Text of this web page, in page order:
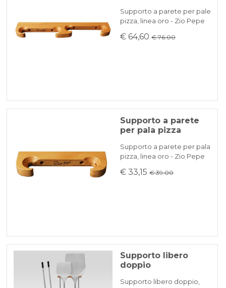
Supporto a parete per pale
pizza, linea oro - Zio Pepe
€ 64,60 € 76.00
Supporto a parete
per pala pizza
Supporto a parete per pala
pizza, linea oro - Zio Pepe
€ 33,15 € 39.00
Supporto libero
doppio
Supporto libero doppio,